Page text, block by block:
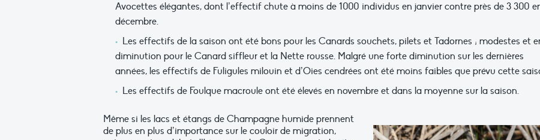
Avocettes élégantes, dont l’effectif chute à moins de 1000 individus en janvier contre près de 3 300
décembre.
Les effectifs de la saison ont été bons pour les Canards souchets, pilets et Tadornes ; modestes et
diminution pour le Canard siffleur et la Nette rousse. Malgré une forte diminution sur les dernières
années, les effectifs de Fuligules milouin et d’Oies cendrées ont été moins faibles que prévu cette
Les effectifs de Foulque macroule ont été élevés en novembre et dans la moyenne sur la saison.
Même si les lacs et étangs de Champagne humide prennent
de plus en plus d’importance sur le couloir de migration,